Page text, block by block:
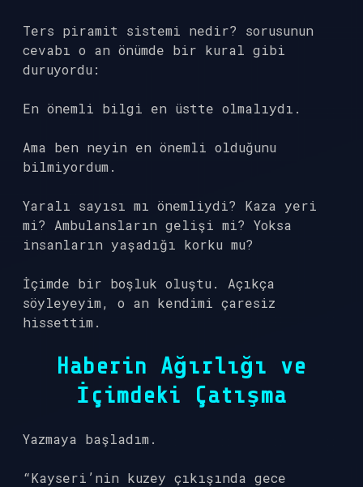
Ters piramit sistemi nedir? sorusunun
cevabı o an önümde bir kural gibi
duruyordu:
En önemli bilgi en üstte olmalıydı.
Ama ben neyin en önemli olduğunu
bilmiyordum.
Yaralı sayısı mı önemliydi? Kaza yeri
mi? Ambulansların gelişi mi? Yoksa
insanların yaşadığı korku mu?
İçimde bir boşluk oluştu. Açıkça
söyleyeyim, o an kendimi çaresiz
hissettim.
Haberin Ağırlığı ve
İçimdeki Çatışma
Yazmaya başladım.
“Kayseri’nin kuzey çıkışında gece